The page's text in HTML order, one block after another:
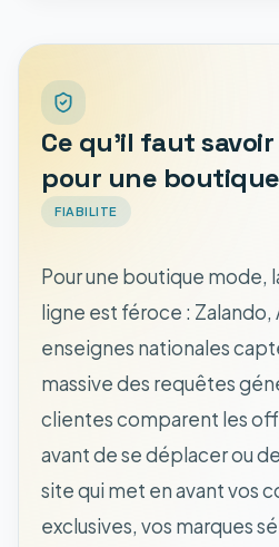
Ce qu'il faut
pour une boutique
FIABILITE
Pour une boutique mode,
ligne est féroce : Zalando,
enseignes nationales
massive des requêtes
clientes comparent les
avant de se déplacer ou
site qui met en avant vos
exclusives, vos marques